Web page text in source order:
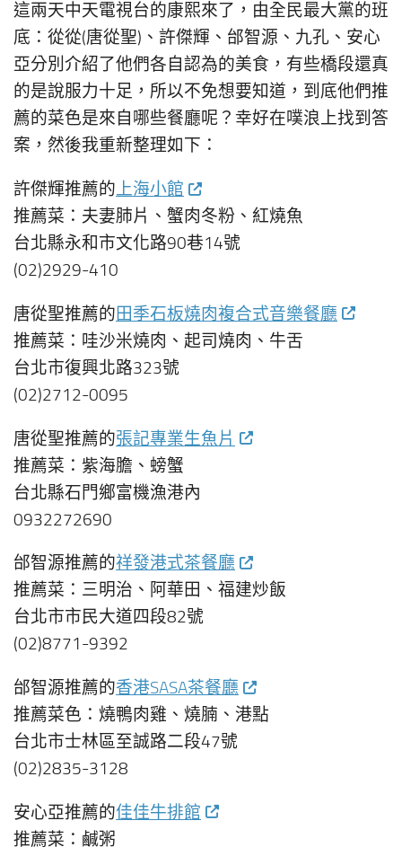
這兩天中天電視台的康熙來了，由全民最大黨的班
底：從從(唐從聖)、許傑輝、邰智源、九孔、安心
亞分別介紹了他們各自認為的美食，有些橋段還真
的是說服力十足，所以不免想要知道，到底他們推
薦的菜色是來自哪些餐廳呢？幸好在噗浪上找到答
案，然後我重新整理如下：
許傑輝推薦的上海小館
推薦菜：夫妻肺片、蟹肉冬粉、紅燒魚
台北縣永和市文化路90巷14號
(02)2929-410
唐從聖推薦的田季石板燒肉複合式音樂餐廳
推薦菜：哇沙米燒肉、起司燒肉、牛舌
台北市復興北路323號
(02)2712-0095
唐從聖推薦的張記專業生魚片
推薦菜：紫海膽、螃蟹
台北縣石門鄉富機漁港內
0932272690
邰智源推薦的祥發港式茶餐廳
推薦菜：三明治、阿華田、福建炒飯
台北市市民大道四段82號
(02)8771-9392
邰智源推薦的香港SASA茶餐廳
推薦菜色：燒鴨肉雞、燒腩、港點
台北市士林區至誠路二段47號
(02)2835-3128
安心亞推薦的佳佳牛排館
推薦菜：鹹粥